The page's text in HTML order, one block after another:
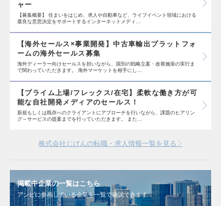
ャー
【募集概要】 住まいをはじめ、求人や自動車など、ライフイベント領域における
最良な意思決定をサポートするインターネットメディ…
【海外セールス×事業開発】中古車輸出プラットフォ
ームの海外セールス募集
海外ディーラー向けセールスを担いながら、国別の戦略立案・改善施策の実行ま
で関わっていただきます。 海外マーケットを相手にし…
【プライム上場/フレックス/在宅】柔軟な働き方が可
能な自社開発メディアのセールス！
新規もしくは既存へのクライアントにアプローチを行いながら、課題のヒアリン
グ～サービスの提案までを行っていただきます。 また…
株式会社じげんの転職・求人情報一覧を見る
掲載中企業の一覧はこちら
アンビに参画している企業を一覧で確認できます